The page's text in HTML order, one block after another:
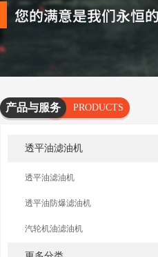
产品与服务
PRODUCTS
SERVICES
透平油滤油机
透平油滤油机
透平油防爆滤油机
汽轮机油滤油机